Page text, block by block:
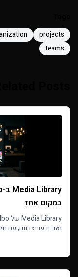
projects
teams
במקום אחד
ואודיו שייצרתם, עם